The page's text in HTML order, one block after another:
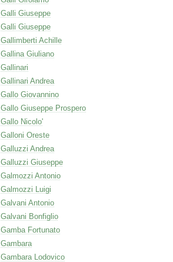
Galli Giuseppe
Galli Giuseppe
Gallimberti Achille
Gallina Giuliano
Gallinari
Gallinari Andrea
Gallo Giovannino
Gallo Giuseppe Prospero
Gallo Nicolo'
Galloni Oreste
Galluzzi Andrea
Galluzzi Giuseppe
Galmozzi Antonio
Galmozzi Luigi
Galvani Antonio
Galvani Bonfiglio
Gamba Fortunato
Gambara
Gambara Lodovico